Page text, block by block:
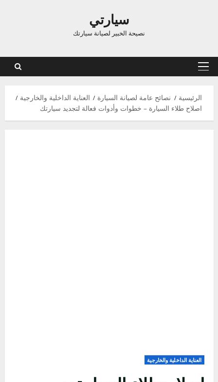
سيارتي
نصيحة الخبير لصيانة سيارتك
القائمة
الرئيسية
نصائح عامة لصيانة السيارة
العناية الداخلية والخارجية
اصلاح طلاء السيارة – خطوات وأدوات فعالة لتجديد سيارتك
العناية الداخلية والخارجية